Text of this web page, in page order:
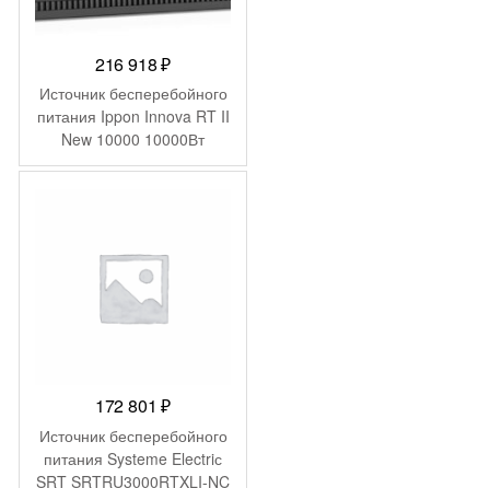
216 918₽
Источник бесперебойного
питания Ippon Innova RT II
New 10000 10000Вт
10000ВА черный
172 801₽
Источник бесперебойного
питания Systeme Electriс
SRT SRTRU3000RTXLI-NC